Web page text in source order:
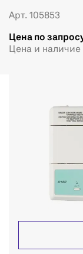
Арт. 105853
Цена по
Цена и